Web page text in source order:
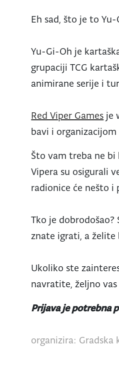
Eh sad, što je to
Yu-Gi-Oh je
grupaciji TCG
animirane serije i
Red Viper Games je
bavi i organizacijom
Što vam treba ne bi
Vipera su osigurali
radionice će nešto
Tko je
znate igrati, a
Ukoliko ste
navratite, željno
Prijava je potrebna
organizira: Gradska